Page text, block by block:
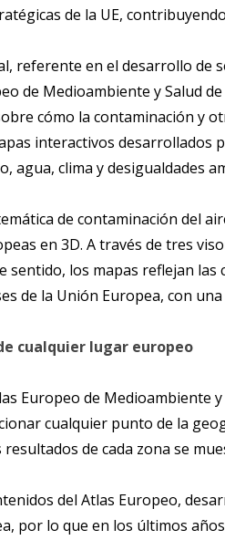
de la UE,
referente en el desarrollo de
de Medioambiente y Salud
cómo la contaminación y
interactivos desarrollados
agua, clima y desigualdades
de contaminación del
en 3D. A través de tres
sentido, los mapas reflejan
de la Unión Europea, con
cualquier lugar europeo
Europeo de Medioambiente
cualquier punto de la
resultados de cada zona se
del Atlas Europeo,
por lo que en los últimos